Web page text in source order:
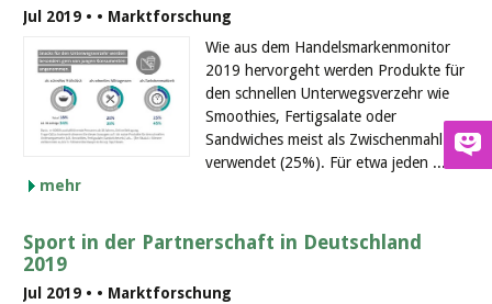
Jul 2019 • • Marktforschung
Wie aus dem Handelsmarkenmonitor
2019 hervorgeht werden Produkte für
den schnellen Unterwegsverzehr wie
Smoothies, Fertigsalate oder
Sandwiches meist als Zwischenmahlzeit
verwendet (25%). Für etwa jeden ...
mehr
Sport in der Partnerschaft in Deutschland
2019
Jul 2019 • • Marktforschung